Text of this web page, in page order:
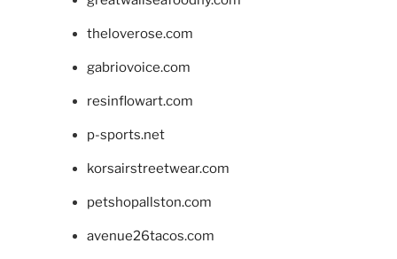
theloverose.com
gabriovoice.com
resinflowart.com
p-sports.net
korsairstreetwear.com
petshopallston.com
avenue26tacos.com